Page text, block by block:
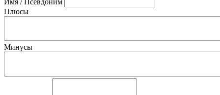
Имя / Псевдоним
Плюсы
Минусы